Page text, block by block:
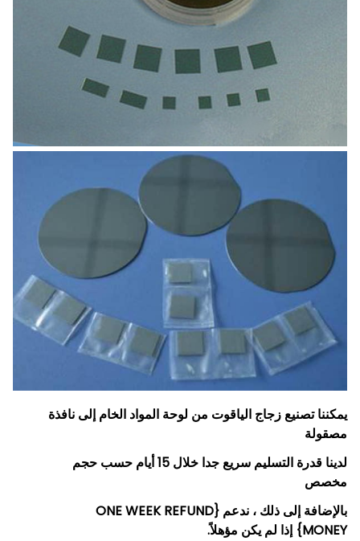
يمكننا تصنيع زجاج الياقوت من لوحة المواد الخام إلى نافذة
مصقولة
لدينا قدرة التسليم سريع جدا خلال 15 أيام حسب حجم
مخصص
بالإضافة إلى ذلك ، ندعم {ONE WEEK REFUND
MONEY} إذا لم يكن مؤهلاً.